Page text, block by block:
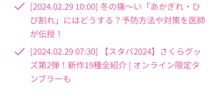
[2024.02.29 10:00] 冬の痛〜い「あかぎれ・ひ
び割れ」にはどうする？予防方法や対策を医師
が伝授！
[2024.02.29 07:30] 【スタバ2024】さくらグッ
ズ第2弾！新作19種全紹介 | オンライン限定タ
ンブラーも